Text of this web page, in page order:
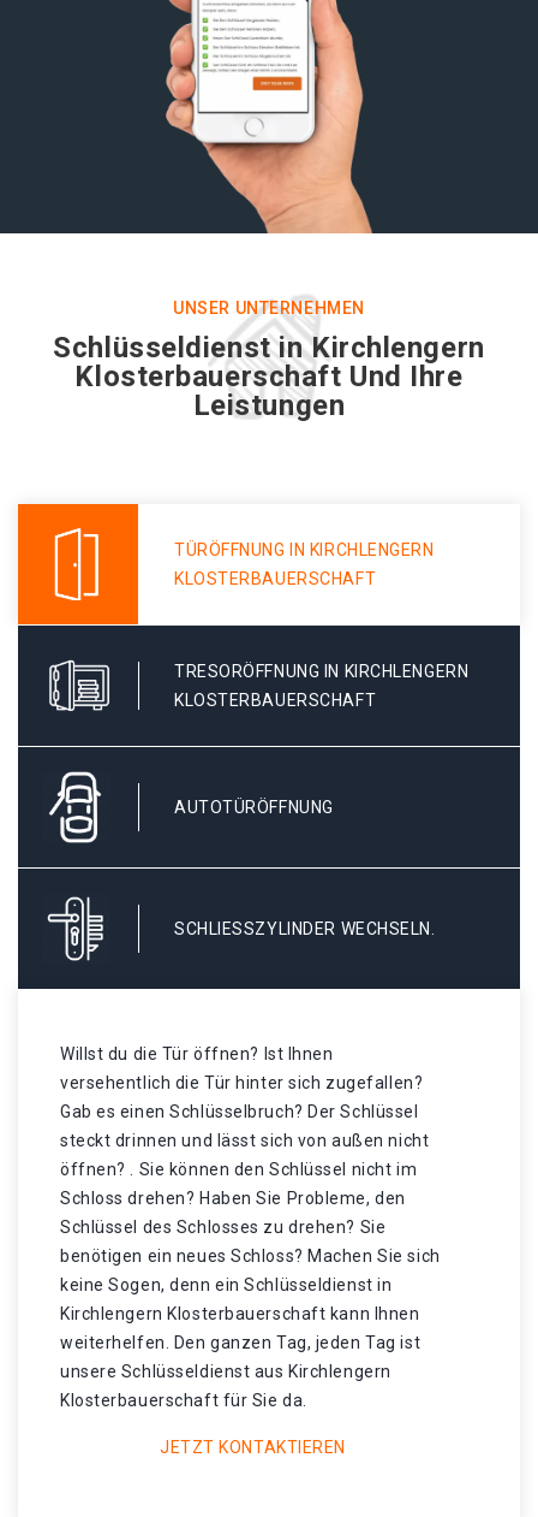
UNSER UNTERNEHMEN
Schlüsseldienst in Kirchlengern
Klosterbauerschaft Und Ihre
Leistungen
TÜRÖFFNUNG IN KIRCHLENGERN
KLOSTERBAUERSCHAFT
TRESORÖFFNUNG IN KIRCHLENGERN
KLOSTERBAUERSCHAFT
AUTOTÜRÖFFNUNG
SCHLIESSZYLINDER WECHSELN.
Willst du die Tür öffnen? Ist Ihnen
versehentlich die Tür hinter sich zugefallen?
Gab es einen Schlüsselbruch? Der Schlüssel
steckt drinnen und lässt sich von außen nicht
öffnen? . Sie können den Schlüssel nicht im
Schloss drehen? Haben Sie Probleme, den
Schlüssel des Schlosses zu drehen? Sie
benötigen ein neues Schloss? Machen Sie sich
keine Sogen, denn ein Schlüsseldienst in
Kirchlengern Klosterbauerschaft kann Ihnen
weiterhelfen. Den ganzen Tag, jeden Tag ist
unsere Schlüsseldienst aus Kirchlengern
Klosterbauerschaft für Sie da.
JETZT KONTAKTIEREN